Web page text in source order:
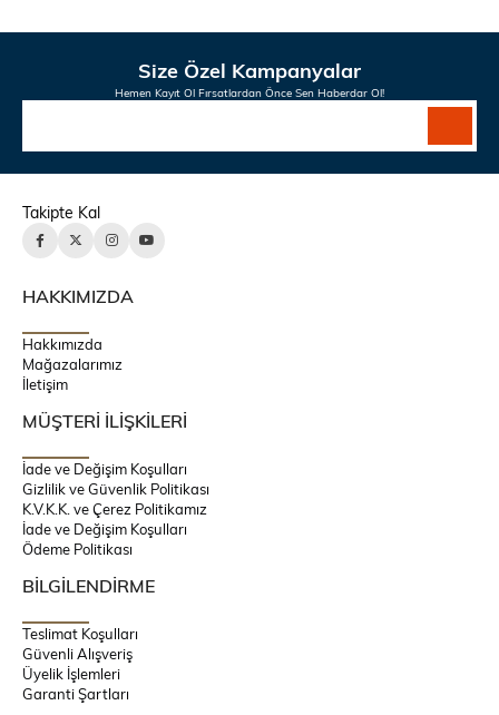
Size Özel Kampanyalar
Hemen Kayıt Ol Fırsatlardan Önce Sen Haberdar Ol!
Takipte Kal
HAKKIMIZDA
Hakkımızda
Mağazalarımız
İletişim
MÜŞTERİ İLİŞKİLERİ
İade ve Değişim Koşulları
Gizlilik ve Güvenlik Politikası
K.V.K.K. ve Çerez Politikamız
İade ve Değişim Koşulları
Ödeme Politikası
BİLGİLENDİRME
Teslimat Koşulları
Güvenli Alışveriş
Üyelik İşlemleri
Garanti Şartları